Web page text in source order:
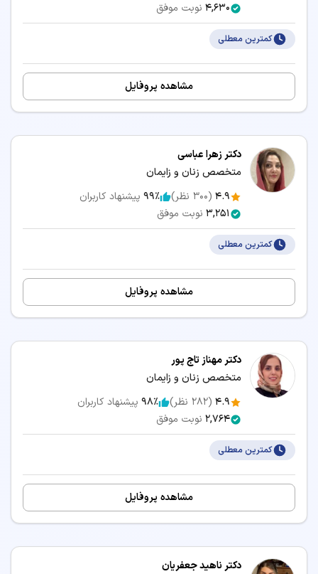
4,630 نوبت موفق
کمترین معطلی
مشاهده پروفایل
دکتر زهرا عباسی
متخصص زنان و زایمان
4.9
(
300 نظر) 99٪ پیشنهاد کاربران
3,251 نوبت موفق
کمترین معطلی
مشاهده پروفایل
دکتر مهناز تاج پور
متخصص زنان و زایمان
4.9
(
282 نظر) 98٪ پیشنهاد کاربران
2,764 نوبت موفق
کمترین معطلی
مشاهده پروفایل
دکتر ناهید جعفریان